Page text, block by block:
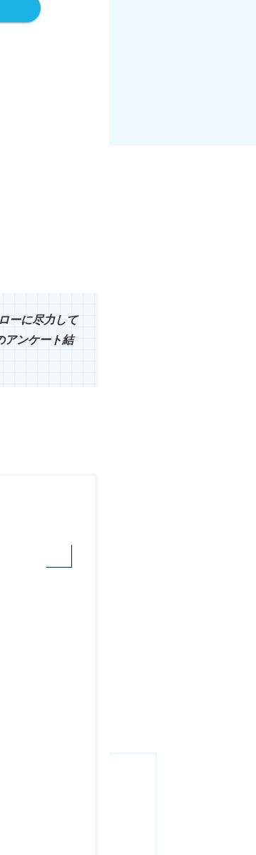
ーに尽力して
アンケート結